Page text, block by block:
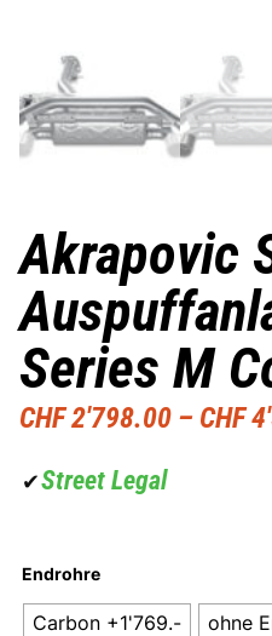
Akrapovic
Series M
CHF2'798.00 – CHF
✔Street Legal
Endrohre
Carbon +1'769.- ohne